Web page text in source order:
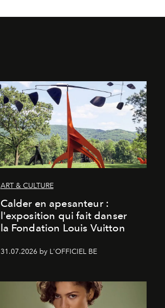
ART & CULTURE
Calder en apesanteur :
l'exposition qui fait danser
la Fondation Louis Vuitton
31.07.2026 by L'OFFICIEL BE